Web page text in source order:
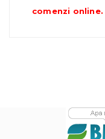
comenzi online.